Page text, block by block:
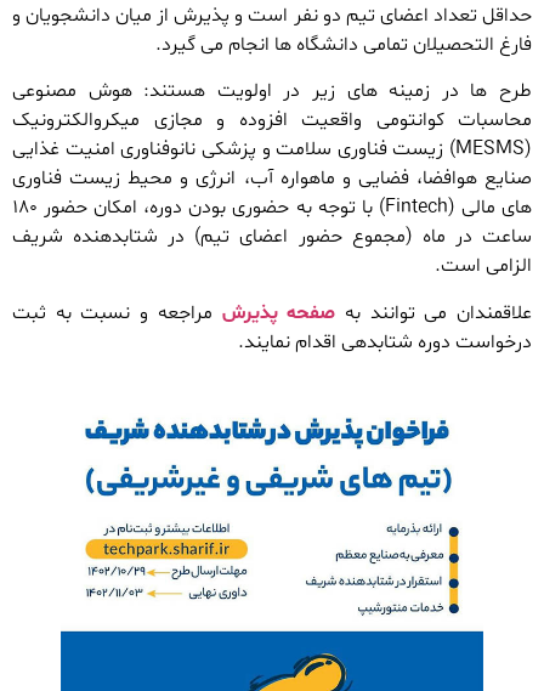
حداقل تعداد اعضای تیم دو نفر است و پذیرش از میان دانشجویان و
فارغ التحصیلان تمامی دانشگاه ها انجام می گیرد.
طرح ها در زمینه های زیر در اولویت هستند: هوش مصنوعی
محاسبات کوانتومی واقعیت افزوده و مجازی میکروالکترونیک
(MESMS) زیست فناوری سلامت و پزشکی نانوفناوری امنیت غذایی
صنایع هوافضا، فضایی و ماهواره آب، انرژی و محیط زیست فناوری
های مالی (Fintech) با توجه به حضوری بودن دوره، امکان حضور ۱۸۰
ساعت در ماه (مجموع حضور اعضای تیم) در شتابدهنده شریف
الزامی است.
علاقمندان می توانند به صفحه پذیرش مراجعه و نسبت به ثبت
درخواست دوره شتابدهی اقدام نمایند.